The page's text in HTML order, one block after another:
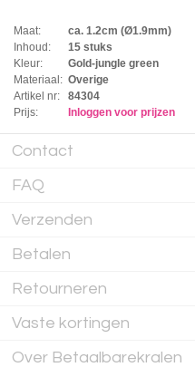
Maat:
ca. 1.2cm (Ø1.9mm)
Inhoud:
15 stuks
Kleur:
Gold-jungle green
Materiaal: Overige
Artikel nr:
84304
Prijs:
Inloggen voor prijzen
Contact
FAQ
Verzenden
Betalen
Retourneren
Vaste kortingen
Over Betaalbarekralen